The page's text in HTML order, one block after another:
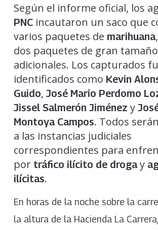
Según el informe oficial, los
PNCincautaron un saco que
varios paquetes de marihuana
dos paquetes de gran tamaño
adicionales. Los capturados
identificados como Kevin
Guido, José Mario Perdomo
Jissel Salmerón Jiménez y
Montoya Campos. Todos
a las instancias judiciales
correspondientes para
por tráfico ilícito de drogay
ilícitas.
En horas de la noche sobre la
la altura de la Hacienda La